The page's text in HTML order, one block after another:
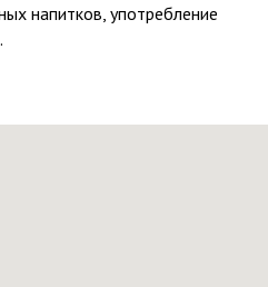
напитков, употребление